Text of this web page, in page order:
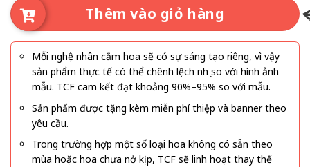
Thêm vào giỏ hàng
Mỗi nghệ nhân cắm hoa sẽ có sự sáng tạo riêng, vì vậy
sản phẩm thực tế có thể chênh lệch nhẹ so với hình ảnh
mẫu. TCF cam kết đạt khoảng 90%–95% so với mẫu.
Sản phẩm được tặng kèm miễn phí thiệp và banner theo
yêu cầu.
Trong trường hợp một số loại hoa không có sẵn theo
mùa hoặc hoa chưa nở kịp, TCF sẽ linh hoạt thay thế